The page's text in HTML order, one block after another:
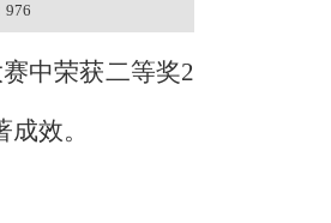
976
中荣获二等奖2
效。